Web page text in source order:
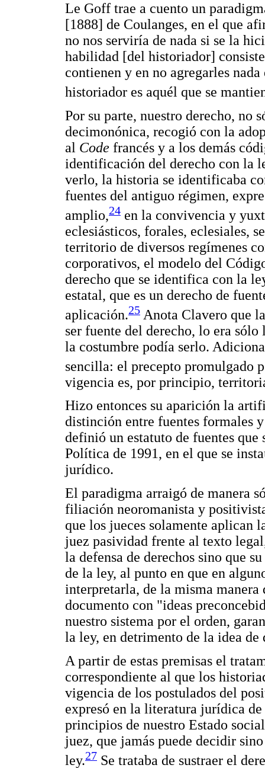
Le Goff trae a cuento un
[1888] de Coulanges, en el que
no nos serviría de nada si se la
habilidad [del historiador]
contienen y en no agregarles
historiador es aquél que se
Por su parte, nuestro derecho, no
decimonónica, recogió con la
al Code francés y a los demás
identificación del derecho con la
verlo, la historia se identificaba
fuentes del antiguo régimen,
amplio,24 en la convivencia y
eclesiásticos, forales, eclesiales,
territorio de diversos regímenes
corporativos, el modelo del
derecho que se identifica con la
estatal, que es un derecho de
aplicación.25 Anota Clavero que
ser fuente del derecho, lo era
la costumbre podía serlo.
sencilla: el precepto promulgado
vigencia es, por principio,
Hizo entonces su aparición la
distinción entre fuentes formales
definió un estatuto de fuentes
Política de 1991, en el que se
jurídico.
El paradigma arraigó de manera
filiación neoromanista y
que los jueces solamente aplican
juez pasividad frente al texto
la defensa de derechos sino que
de la ley, al punto en que en
interpretarla, de la misma
documento con "ideas
nuestro sistema por el orden,
la ley, en detrimento de la idea
A partir de estas premisas el
correspondiente al que los
vigencia de los postulados del
expresó en la literatura jurídica
principios de nuestro Estado
juez, que jamás puede decidir
ley.27 Se trataba de sustraer el